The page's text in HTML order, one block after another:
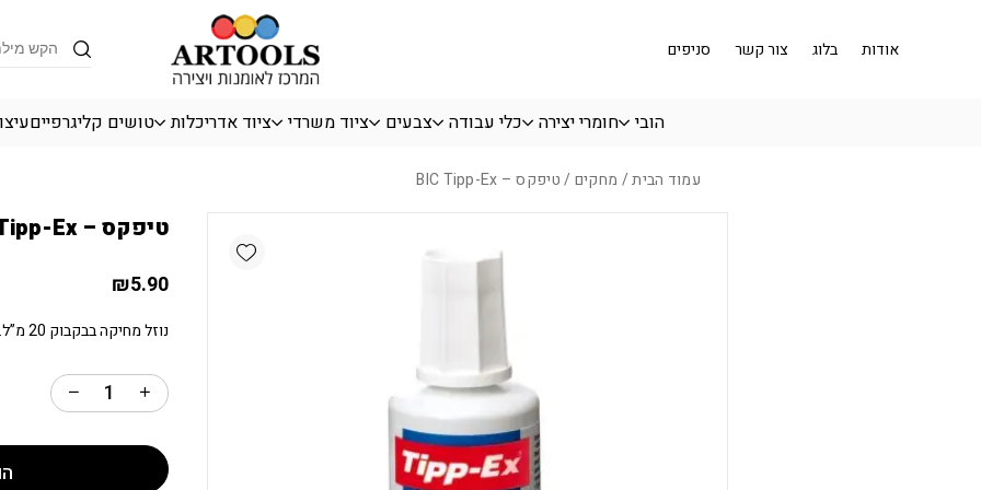
Products
search
אודות
בלוג צור קשר סניפים
הובי חומרי יצירה כלי עבודה צבעים ציוד משרדי ציוד אדריכלות טושים קליגרפיים
עמוד הבית/ מחקים/ טיפקס – BIC Tipp-Ex
טיפקס – BIC Tipp-Ex
₪5.90
נוזל מחיקה בבקבוק 20 מ”ל.
Add wishlist